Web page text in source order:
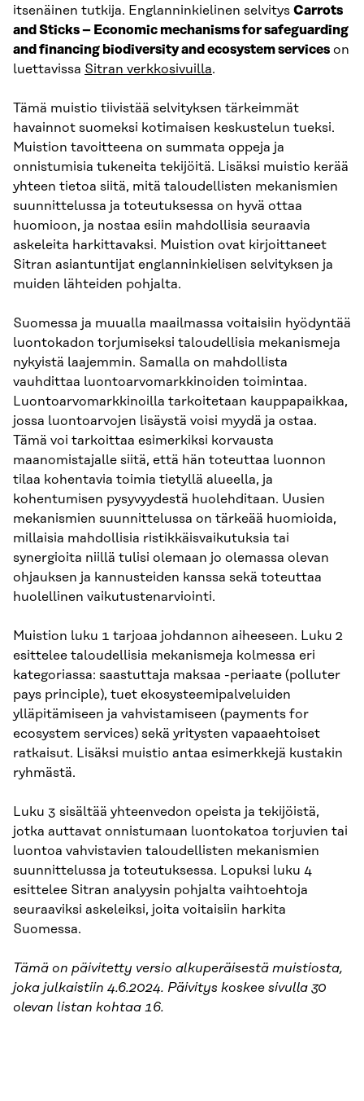
itsenäinen tutkija. Englanninkielinen selvitys Carrots
and Sticks – Economic mechanisms for safeguarding
and financing biodiversity and ecosystem services on
luettavissa Sitran verkkosivuilla.
Tämä muistio tiivistää selvityksen tärkeimmät
havainnot suomeksi kotimaisen keskustelun tueksi.
Muistion tavoitteena on summata oppeja ja
onnistumisia tukeneita tekijöitä. Lisäksi muistio kerää
yhteen tietoa siitä, mitä taloudellisten mekanismien
suunnittelussa ja toteutuksessa on hyvä ottaa
huomioon, ja nostaa esiin mahdollisia seuraavia
askeleita harkittavaksi. Muistion ovat kirjoittaneet
Sitran asiantuntijat englanninkielisen selvityksen ja
muiden lähteiden pohjalta.
Suomessa ja muualla maailmassa voitaisiin hyödyntää
luontokadon torjumiseksi taloudellisia mekanismeja
nykyistä laajemmin. Samalla on mahdollista
vauhdittaa luontoarvomarkkinoiden toimintaa.
Luontoarvomarkkinoilla tarkoitetaan kauppapaikkaa,
jossa luontoarvojen lisäystä voisi myydä ja ostaa.
Tämä voi tarkoittaa esimerkiksi korvausta
maanomistajalle siitä, että hän toteuttaa luonnon
tilaa kohentavia toimia tietyllä alueella, ja
kohentumisen pysyvyydestä huolehditaan. Uusien
mekanismien suunnittelussa on tärkeää huomioida,
millaisia mahdollisia ristikkäisvaikutuksia tai
synergioita niillä tulisi olemaan jo olemassa olevan
ohjauksen ja kannusteiden kanssa sekä toteuttaa
huolellinen vaikutustenarviointi.
Muistion luku 1 tarjoaa johdannon aiheeseen. Luku 2
esittelee taloudellisia mekanismeja kolmessa eri
kategoriassa: saastuttaja maksaa -periaate (polluter
pays principle), tuet ekosysteemipalveluiden
ylläpitämiseen ja vahvistamiseen (payments for
ecosystem services) sekä yritysten vapaaehtoiset
ratkaisut. Lisäksi muistio antaa esimerkkejä kustakin
ryhmästä.
Luku 3 sisältää yhteenvedon opeista ja tekijöistä,
jotka auttavat onnistumaan luontokatoa torjuvien tai
luontoa vahvistavien taloudellisten mekanismien
suunnittelussa ja toteutuksessa. Lopuksi luku 4
esittelee Sitran analyysin pohjalta vaihtoehtoja
seuraaviksi askeleiksi, joita voitaisiin harkita
Suomessa.
Tämä on päivitetty versio alkuperäisestä muistiosta,
joka julkaistiin 4.6.2024. Päivitys koskee sivulla 30
olevan listan kohtaa 16.